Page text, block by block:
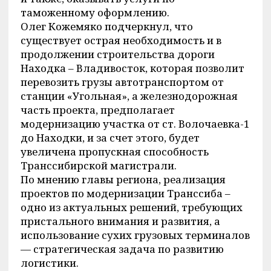
таможенному оформлению.
Олег Кожемяко подчеркнул, что
существует острая необходимость и в
продолжении строительства дороги
Находка – Владивосток, которая позволит
перевозить грузы автотранспортом от
станции «Угольная», а железнодорожная
часть проекта, предполагает
модернизацию участка от ст. Волочаевка-1
до Находки, и за счет этого, будет
увеличена пропускная способность
Транссибирской магистрали.
По мнению главы региона, реализация
проектов по модернизации Транссиба –
одно из актуальных решений, требующих
пристального внимания и развития, а
использование сухих грузовых терминалов
— стратегическая задача по развитию
логистики.